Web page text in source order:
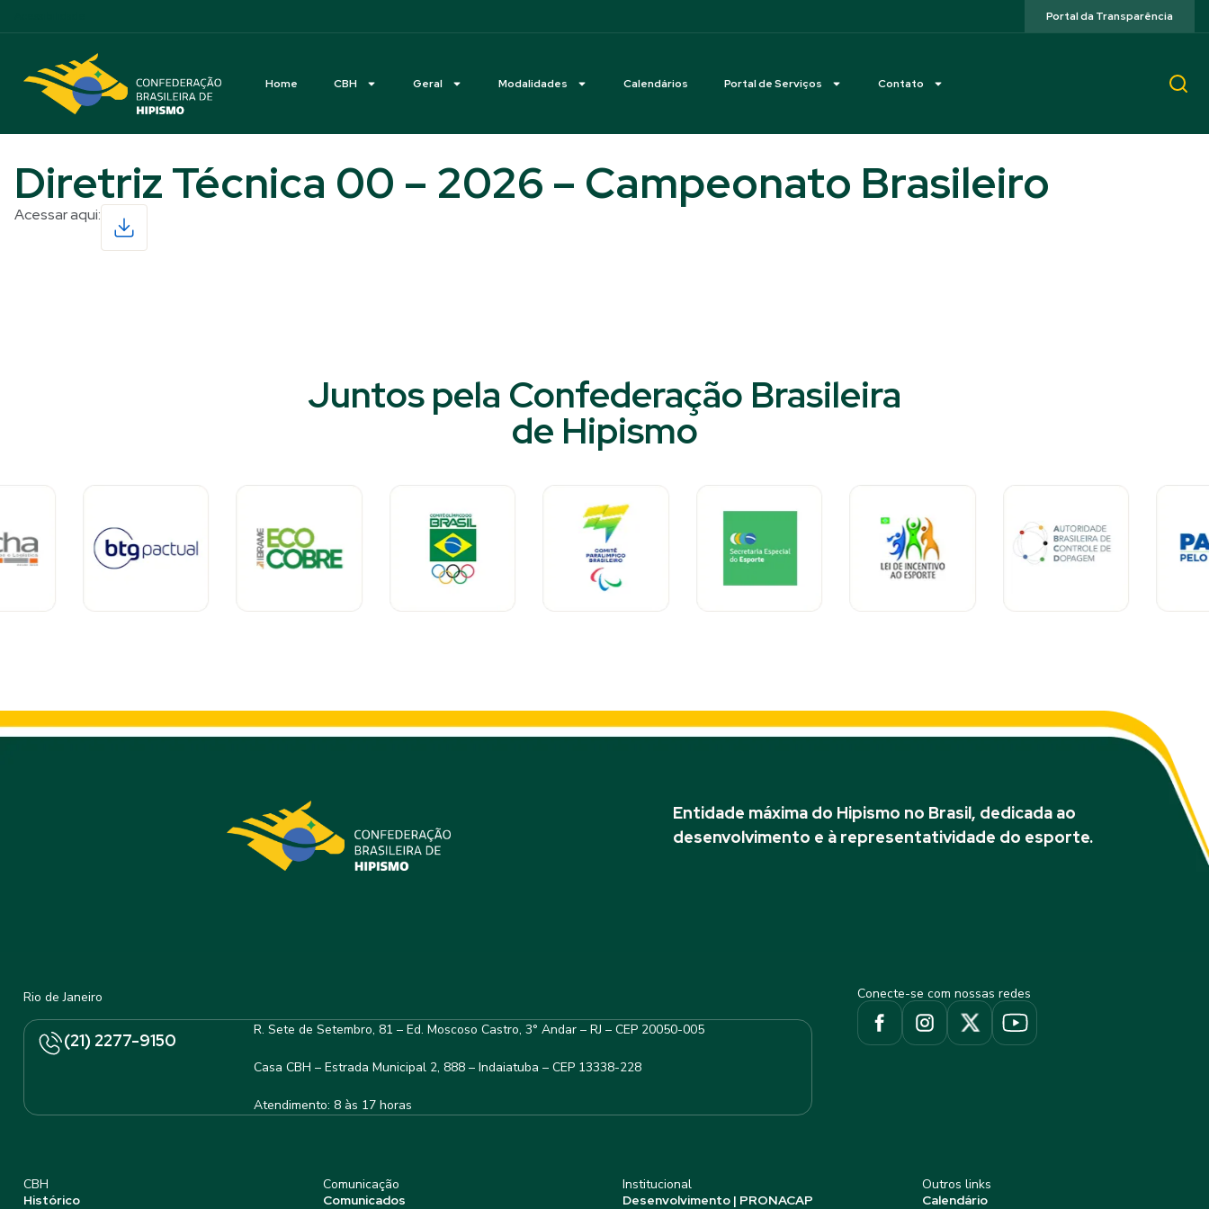
Portal da Transparência
Home CBH Geral Modalidades Calendários Portal de Serviços Contato
Diretriz Técnica 00 – 2026 – Campeonato Brasileiro
Acessar aqui:
Juntos pela Confederação Brasileira
de Hipismo
Entidade máxima do Hipismo no Brasil, dedicada ao
desenvolvimento e à representatividade do esporte.
Rio de Janeiro
(21) 2277-9150
R. Sete de Setembro, 81 – Ed. Moscoso Castro, 3° Andar – RJ – CEP 20050-005
Casa CBH – Estrada Municipal 2, 888 – Indaiatuba – CEP 13338-228
Atendimento: 8 às 17 horas
Conecte-se com nossas redes
CBH
Histórico
Comunicação
Comunicados
Institucional
Desenvolvimento | PRONACAP
Outros links
Calendário